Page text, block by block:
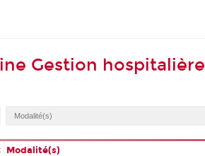
Gestion hospitalière
Modalité(s)